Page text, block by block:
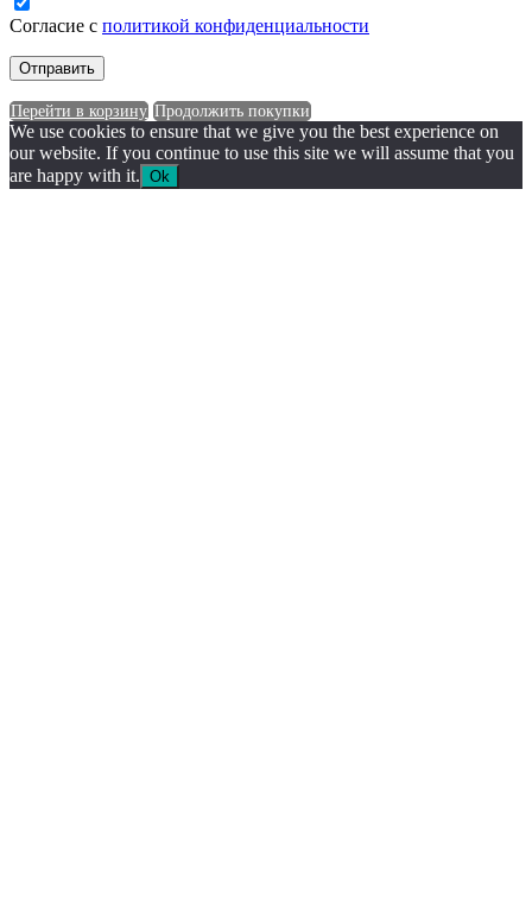
Согласие с политикой конфиденциальности
Перейти в корзину Продолжить покупки
We use cookies to ensure that we give you the best experience on
our website. If you continue to use this site we will assume that you
are happy with it. Ok